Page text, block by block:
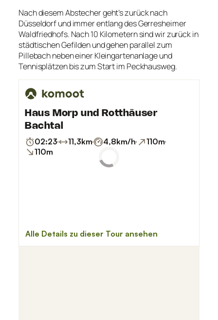
Nach diesem Abstecher geht’s zurück nach
Düsseldorf und immer entlang des Gerresheimer
Waldfriedhofs. Nach 10 Kilometern sind wir zurück in
städtischen Gefilden und gehen parallel zum
Pillebach neben einer Kleingartenanlage und
Tennisplätzen bis zum Start im Peckhausweg.